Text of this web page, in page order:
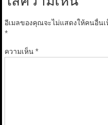
อีเมลของคุณจะไม่แสดงให้คนอื่น
*
ความเห็น*